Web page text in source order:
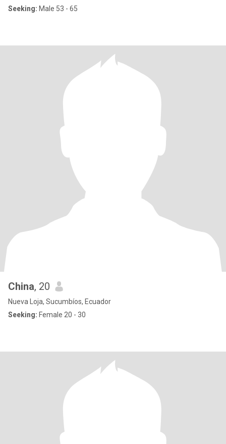
Seeking: Male 53 - 65
China, 20
Nueva Loja, Sucumbíos, Ecuador
Seeking: Female 20 - 30